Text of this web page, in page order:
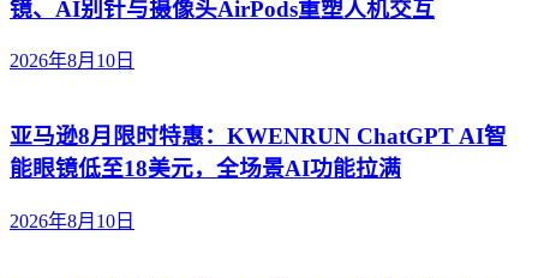
镜、AI别针与摄像头AirPods重塑人机交互
2026年8月10日
亚马逊8月限时特惠：KWENRUN ChatGPT AI智
能眼镜低至18美元，全场景AI功能拉满
2026年8月10日